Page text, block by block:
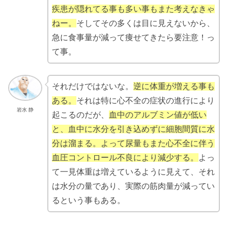
疾患が隠れてる事も多い事もまた考えなきゃ
ねー。 そしてその多くは目に見えないから、
急に食事量が減って痩せてきたら要注意！っ
て事。
岩水 静
それだけではないな。 逆に体重が増える事も
ある。 それは特に心不全の症状の進行により
起こるのだが、
血中のアルブミン値が低い
と、血中に水分を引き込めずに細胞間質に水
分は溜まる。よって尿量もまた心不全に伴う
血圧コントロール不良により減少する。
よっ
て一見体重は増えているように見えて、それ
は水分の量であり、実際の筋肉量が減ってい
るという事もある。